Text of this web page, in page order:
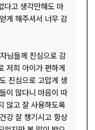
다고 생각만해도 마
게 해주셔서 너무 감
님들께 진심으로 감
저희 아이가 편하게
진심으로 고맙게 생
이 많다니 마음이 따
않고 잘 사용하도록
강 잘 챙기시고 항상